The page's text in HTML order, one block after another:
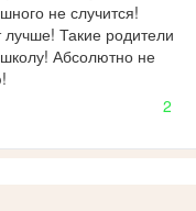
не случится!
лучше! Такие родители
Абсолютно не
2